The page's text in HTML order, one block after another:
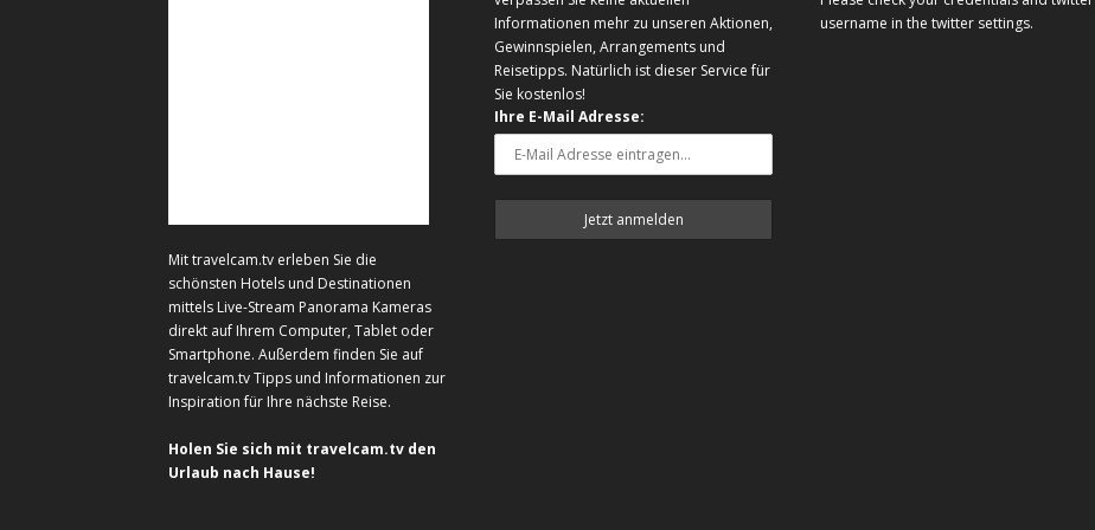
Mit travelcam.tv erleben Sie die
schönsten Hotels und Destinationen
mittels Live-Stream Panorama Kameras
direkt auf Ihrem Computer, Tablet oder
Smartphone. Außerdem finden Sie auf
travelcam.tv Tipps und Informationen zur
Inspiration für Ihre nächste Reise.
Holen Sie sich mit travelcam.tv den
Urlaub nach Hause!
Informationen mehr zu unseren Aktionen,
Gewinnspielen, Arrangements und
Reisetipps. Natürlich ist dieser Service für
Sie kostenlos!
Ihre E-Mail Adresse:
username in the twitter settings.